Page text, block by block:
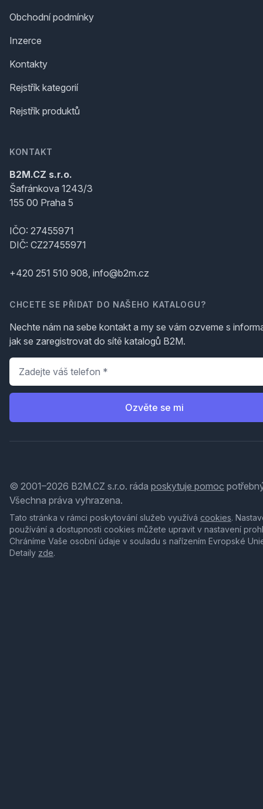
Obchodní podmínky
Inzerce
Kontakty
Rejstřík kategorií
Rejstřík produktů
KONTAKT
B2M.CZ s.r.o.
Šafránkova 1243/3
155 00 Praha 5
IČO: 27455971
DIČ: CZ27455971
+420 251 510 908, info@b2m.cz
CHCETE SE PŘIDAT DO NAŠEHO KATALOGU?
Nechte nám na sebe kontakt a my se vám ozveme s
jak se zaregistrovat do sítě katalogů B2M.
Telefon
Ozvěte se mi
© 2001–2026 B2M.CZ s.r.o. ráda poskytuje pomoc
Všechna práva vyhrazena.
Tato stránka v rámci poskytování služeb využívá cookies.
používání a dostupnosti cookies můžete upravit v nastavení
Chráníme Vaše osobní údaje v souladu s nařízením Evropské
Detaily zde.